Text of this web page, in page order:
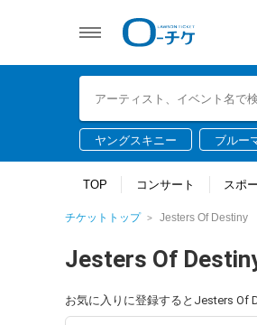
ヤングスキニー ブルー
TOP コンサート スポ
チケットトップ Jesters Of Destiny
Jesters Of
お気に入りに登録するとJesters Of